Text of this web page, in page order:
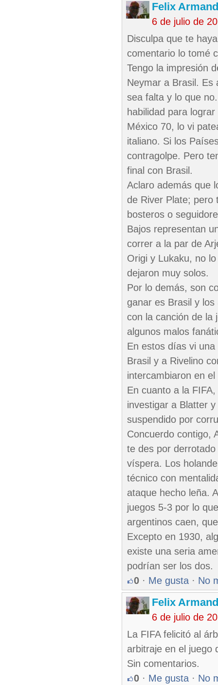
Felix
6 de julio de
Disculpa que te
comentario lo tomé
Tengo la impresión
Neymar a Brasil. Es
sea falta y lo que
habilidad para
México 70, lo vi
italiano. Si los
contragolpe. Pero
final con Brasil.
Aclaro además que
de River Plate; pero
bosteros o
Bajos representan
correr a la par de
Origi y Lukaku, no
dejaron muy solos.
Por lo demás, son
ganar es Brasil y
con la canción de la
algunos malos
En estos días vi
Brasil y a Rivelino
intercambiaron en
En cuanto a la
investigar a Blatter
suspendido por
Concuerdo contigo,
te des por
víspera. Los
técnico con
ataque hecho leña.
juegos 5-3 por lo
argentinos caen,
Excepto en 1930,
existe una seria
podrían ser los dos.
0 · Me gusta · No
Felix
6 de julio de
La FIFA felicitó al
arbitraje en el juego
Sin comentarios.
0 · Me gusta · No